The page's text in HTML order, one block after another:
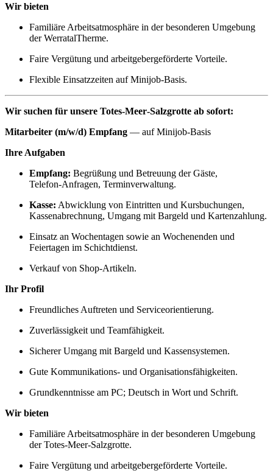
Wir bieten
Familiäre Arbeitsatmosphäre in der besonderen Umgebung
der WerratalTherme.
Faire Vergütung und arbeitgebergeförderte Vorteile.
Flexible Einsatzzeiten auf Minijob‑Basis.
Wir suchen für unsere Totes‑Meer‑Salzgrotte ab sofort:
Mitarbeiter (m/w/d) Empfang — auf Minijob‑Basis
Ihre Aufgaben
Empfang: Begrüßung und Betreuung der Gäste,
Telefon‑Anfragen, Terminverwaltung.
Kasse: Abwicklung von Eintritten und Kursbuchungen,
Kassenabrechnung, Umgang mit Bargeld und Kartenzahlung.
Einsatz an Wochentagen sowie an Wochenenden und
Feiertagen im Schichtdienst.
Verkauf von Shop-Artikeln.
Ihr Profil
Freundliches Auftreten und Serviceorientierung.
Zuverlässigkeit und Teamfähigkeit.
Sicherer Umgang mit Bargeld und Kassensystemen.
Gute Kommunikations‑ und Organisationsfähigkeiten.
Grundkenntnisse am PC; Deutsch in Wort und Schrift.
Wir bieten
Familiäre Arbeitsatmosphäre in der besonderen Umgebung
der Totes‑Meer‑Salzgrotte.
Faire Vergütung und arbeitgebergeförderte Vorteile.